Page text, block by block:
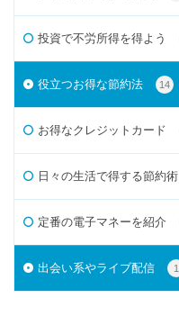
投資で不労所得を得よう
役立つお得な節約法 14
お得なクレジットカード
日々の生活で得する節約術
定番の電子マネーを紹介
出会い系やライブ配信 1